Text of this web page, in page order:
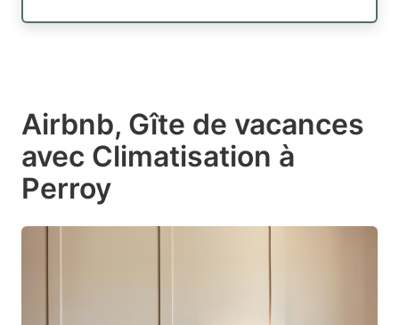
Airbnb, Gîte de vacances
avec Climatisation à
Perroy